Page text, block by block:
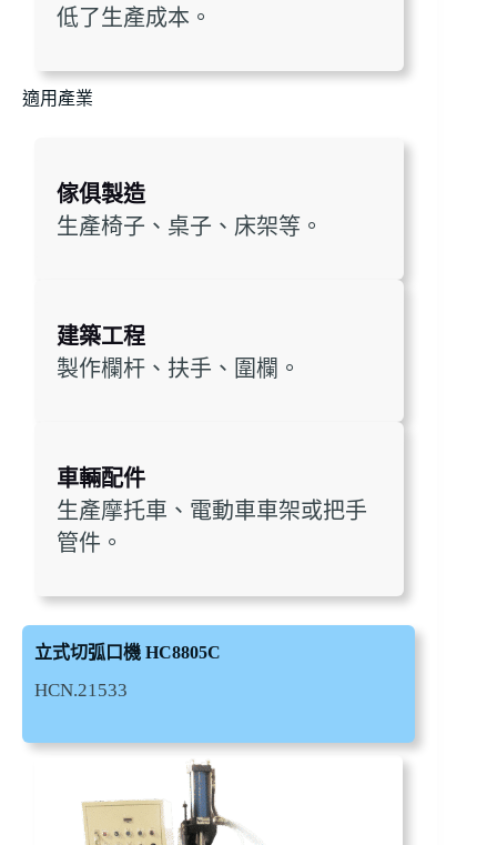
低了生產成本。
適用產業
傢俱製造
生產椅子、桌子、床架等。
建築工程
製作欄杆、扶手、圍欄。
車輛配件
生產摩托車、電動車車架或把手
管件。
立式切弧口機 HC8805C
HCN.21533